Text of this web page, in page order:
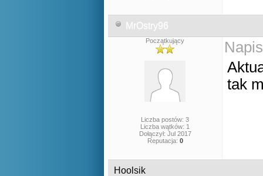
MrOstry96
Początkujący
Liczba postów: 3
Liczba wątków: 1
Dołączył: Jul 2017
Reputacja: 0
tak
Hoolsik